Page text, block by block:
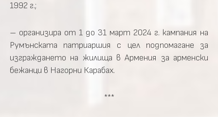
1992 г.;
– организира от 1 до 31 март 2024 г. кампания на
Румънската патриаршия с цел подпомагане за
изграждането на жилища в Армения за арменски
бежанци в Нагорни Карабах.
***